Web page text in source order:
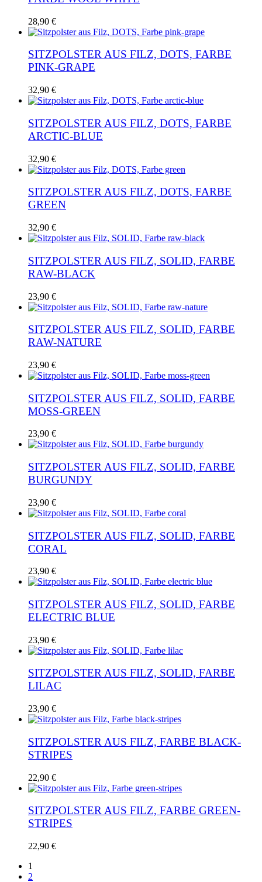
28,90 €
SITZPOLSTER AUS FILZ, DOTS, FARBE
PINK-GRAPE
32,90 €
SITZPOLSTER AUS FILZ, DOTS, FARBE
ARCTIC-BLUE
32,90 €
SITZPOLSTER AUS FILZ, DOTS, FARBE
GREEN
32,90 €
SITZPOLSTER AUS FILZ, SOLID, FARBE
RAW-BLACK
23,90 €
SITZPOLSTER AUS FILZ, SOLID, FARBE
RAW-NATURE
23,90 €
SITZPOLSTER AUS FILZ, SOLID, FARBE
MOSS-GREEN
23,90 €
SITZPOLSTER AUS FILZ, SOLID, FARBE
BURGUNDY
23,90 €
SITZPOLSTER AUS FILZ, SOLID, FARBE
CORAL
23,90 €
SITZPOLSTER AUS FILZ, SOLID, FARBE
ELECTRIC BLUE
23,90 €
SITZPOLSTER AUS FILZ, SOLID, FARBE
LILAC
23,90 €
SITZPOLSTER AUS FILZ, FARBE BLACK-
STRIPES
22,90 €
SITZPOLSTER AUS FILZ, FARBE GREEN-
STRIPES
22,90 €
1
2